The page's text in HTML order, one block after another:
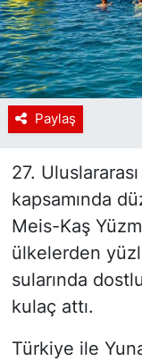
Paylaş
27.
kapsamında
Meis-Kaş
ülkelerden
sularında
kulaç attı.
Türkiye ile